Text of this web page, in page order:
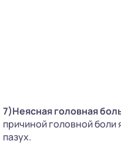
7)Неясная головная
причиной головной боли
пазух.